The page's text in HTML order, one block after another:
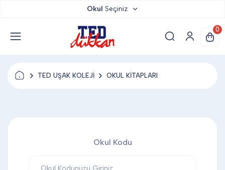
TED YAYINLARI
TED LOKUM
Okul Seçiniz
0
TED UŞAK KOLEJİ OKUL KİTAPLARI
Okul Kodu